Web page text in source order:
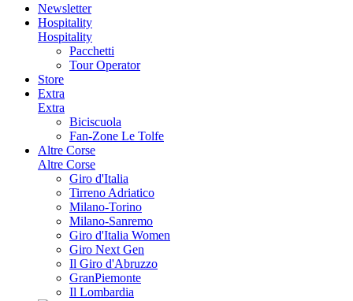
Newsletter
Hospitality
Hospitality
Pacchetti
Tour Operator
Store
Extra
Extra
Biciscuola
Fan-Zone Le Tolfe
Altre Corse
Altre Corse
Giro d'Italia
Tirreno Adriatico
Milano-Torino
Milano-Sanremo
Giro d'Italia Women
Giro Next Gen
Il Giro d'Abruzzo
GranPiemonte
Il Lombardia